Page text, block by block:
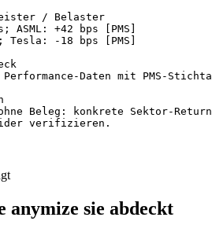
/ Belaster
ASML: +42 bps [PMS]
-18 bps [PMS]
Daten mit PMS-
Beleg: konkrete Sektor-
verifizieren.
anymize sie abdeckt